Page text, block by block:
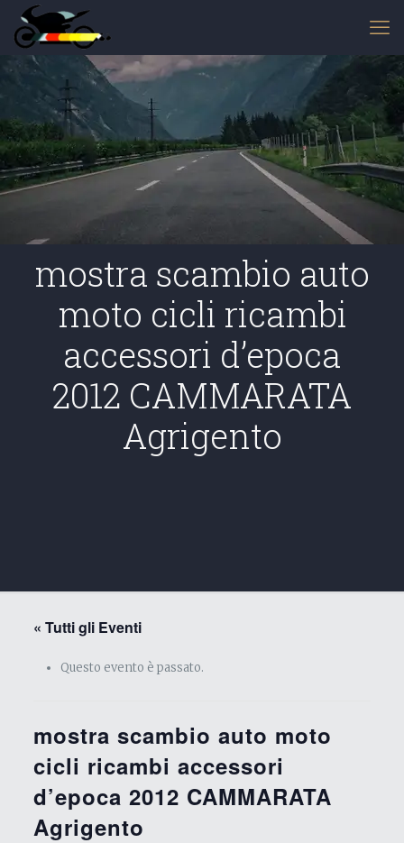
mostra scambio auto
moto cicli ricambi
accessori d’epoca
2012 CAMMARATA
Agrigento
« Tutti gli Eventi
Questo evento è passato.
mostra scambio auto moto
cicli ricambi accessori
d’epoca 2012 CAMMARATA
Agrigento